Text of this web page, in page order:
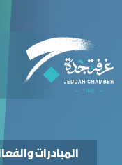
المبادرات
المبادرات